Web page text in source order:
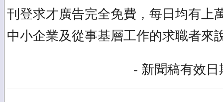
刊登求才廣告完全免費，每日均有上
中小企業及從事基層工作的求職者來
- 新聞稿有效日